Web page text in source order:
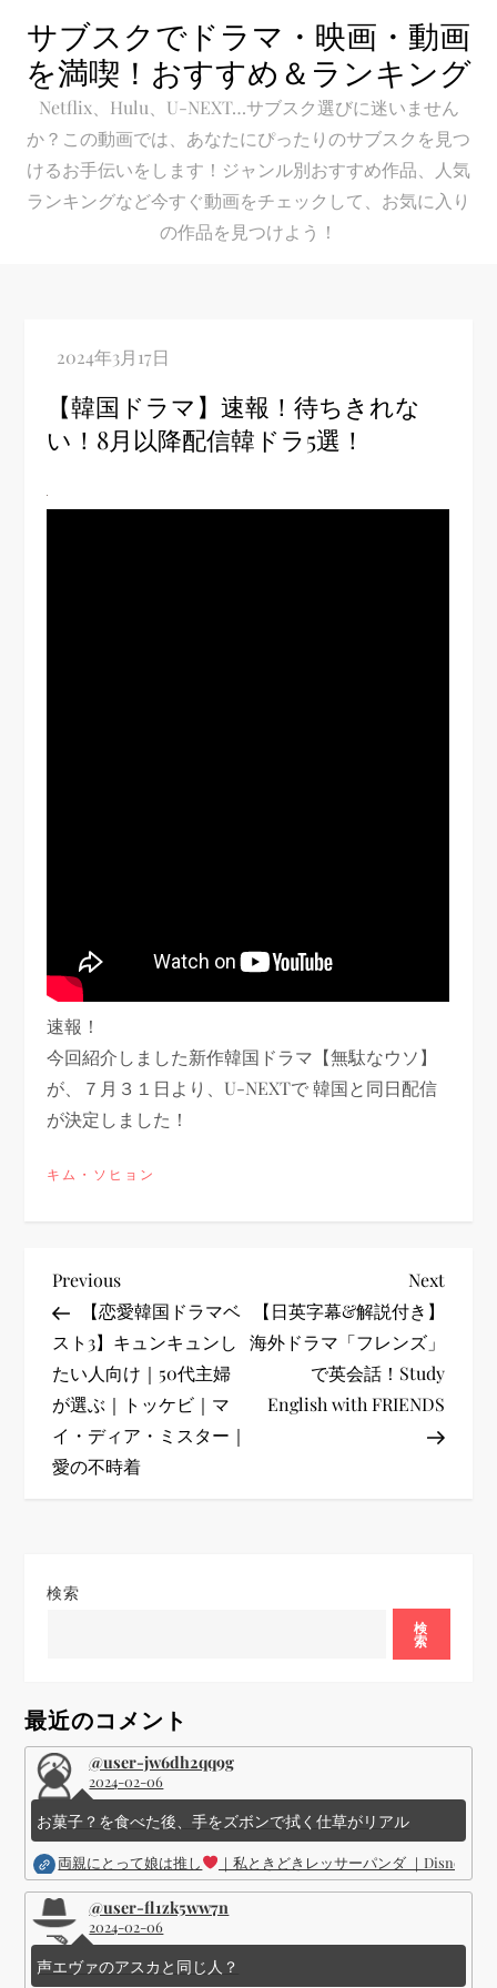
content
サブスクでドラマ・映画・動画
を満喫！おすすめ＆ランキング
Netflix、Hulu、U-NEXT…サブスク選びに迷いません
か？この動画では、あなたにぴったりのサブスクを見つ
けるお手伝いをします！ジャンル別おすすめ作品、人気
ランキングなど今すぐ動画をチェックして、お気に入り
の作品を見つけよう！
【韓国ドラマ】速報！待ちきれな
い！8月以降配信韓ドラ5選！
速報！
今回紹介しました新作韓国ドラマ【無駄なウソ】
が、７月３１日より、U-NEXTで 韓国と同日配信
が決定しました！
キム・ソヒョン
投
稿
ナ
ビ
シ
ン
Previous
Post
Previous
【恋愛韓国ドラマベ
スト3】キュンキュンし
たい人向け｜50代主婦
が選ぶ｜トッケビ｜マ
イ・ディア・ミスター｜
愛の不時着
Next
Next
【日英字幕&解説付き】
海外ドラマ「フレンズ」
で英会話！Study
English with FRIENDS
検索
検
索
最近のコメント
@user-jw6dh2qq9g
2024-02-06
お菓子？を食べた後、手をズボンで拭く仕草がリアル
両親にとって娘は推し ｜私ときどきレッサーパンダ ｜Disney (
@user-fl1zk5ww7n
2024-02-06
声エヴァのアスカと同じ人？